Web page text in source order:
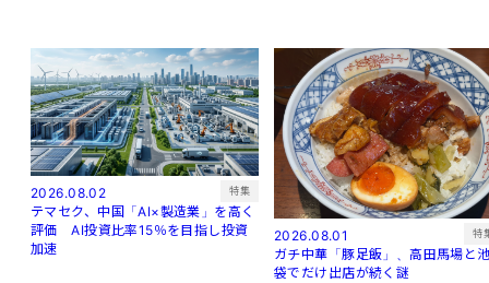
2026.08.02 特集
テマセク、中国「AI×製造業」を高く
評価 AI投資比率15％を目指し投資
加速
2026.08.01 特
ガチ中華「豚足飯」、高田馬場と
袋でだけ出店が続く謎